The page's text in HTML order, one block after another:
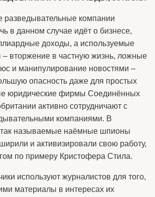
разведывательные компании
в данном случае идёт о бизнесе,
доходы, а используемые
– вторжение в частную жизнь, ложные
и манипулирование новостями –
опасность даже для простых
юридические фирмы Соединённых
активно сотрудничают с
компаниями. В
так называемые наёмные шпионы
и активизировали свою работу,
по примеру Кристофера Стила.
используют журналистов для того,
материалы в интересах их